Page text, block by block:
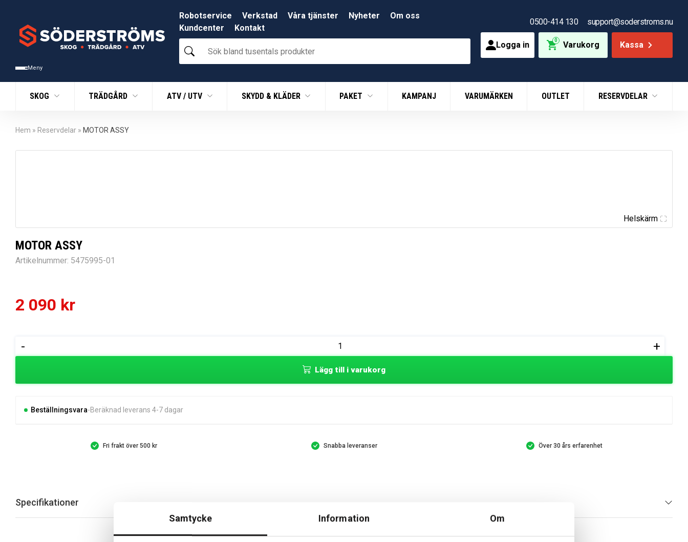
Samtycke Information Om
Meny
Robotservice Verkstad Våra tjänster Nyheter
Om oss
Kundcenter
Kontakt
Sök
bland
produkter
0500-414 130 support@soderstroms.nu
Logga in 0 Varukorg Kassa
SKOG TRÄDGÅRD ATV / UTV SKYDD & KLÄDER PAKET KAMPANJ VARUMÄRKEN OUTLET RESERVDELAR
Hem » Reservdelar » MOTOR ASSY
Helskärm
MOTOR ASSY
Artikelnummer: 5475995-01
2 090 kr
-
ASSY
+
Lägg till i varukorg
Beställningsvara Beräknad leverans 4-7 dagar
Fri frakt över 500 kr Snabba leveranser Över 30 års erfarenhet
Specifikationer